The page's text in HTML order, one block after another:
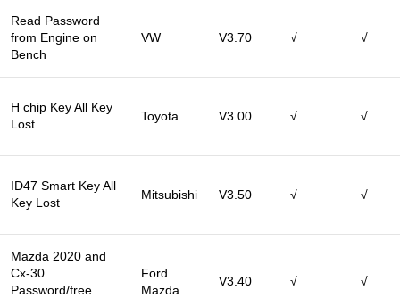
Read Password
from Engine on
Bench
VW V3.70 √ √
H chip Key All Key
Lost
Toyota V3.00 √ √
ID47 Smart Key All
Key Lost
Mitsubishi V3.50 √ √
Mazda 2020 and
Cx-30
Password/free
Ford
Mazda
V3.40 √ √